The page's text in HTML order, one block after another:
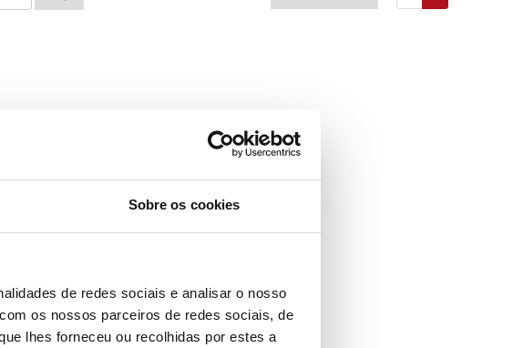
Sobre os cookies
de redes sociais e analisar o nosso
os nossos parceiros de redes sociais, de
lhes forneceu ou recolhidas por estes a